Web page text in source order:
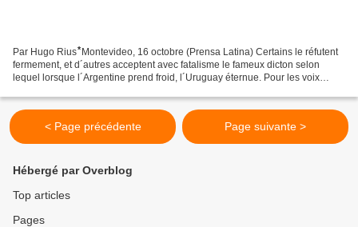
Par Hugo Rius ⃰⃰ Montevideo, 16 octobre (Prensa Latina) Certains le réfutent
fermement, et d´autres acceptent avec fatalisme le fameux dicton selon
lequel lorsque l´Argentine prend froid, l´Uruguay éternue. Pour les voix
< Page précédente Page suivante >
Hébergé par Overblog
Top articles
Pages